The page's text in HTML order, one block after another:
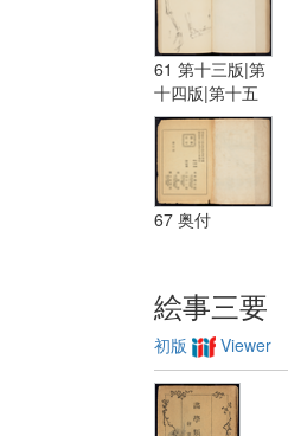
61 第十三版|第
十四版|第十五
版
67 奥付
絵事三要
初版 Viewer